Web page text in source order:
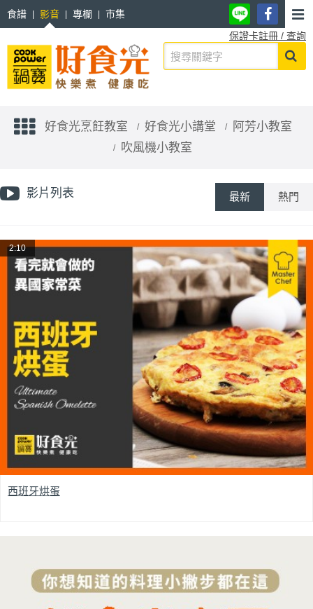
食譜 影音 專欄
市集
保證卡註冊 / 查詢
好食光烹飪教室 好食光小講堂
阿芳小教室
吹風機小教室
影片列表 最新 熱門
2:10
西班牙烘蛋